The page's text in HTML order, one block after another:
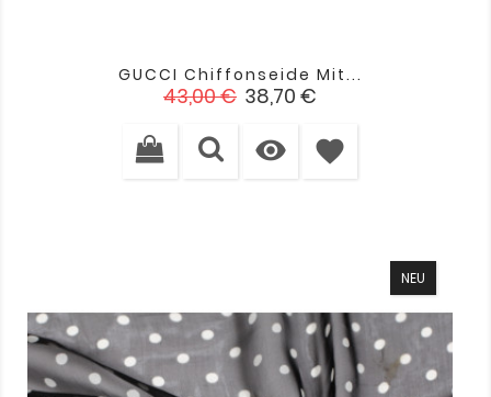
GUCCI Chiffonseide Mit...
Verkaufspreis
43,00 € Preis
38,70 €
 favorite
NEU